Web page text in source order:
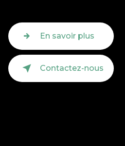
En savoir plus
Contactez-nous